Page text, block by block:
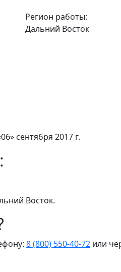
Регион работы:
Дальний Восток
сентября 2017 г.
Восток.
8 (800) 550-40-72 или